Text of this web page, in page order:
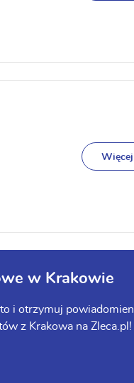
Więcej
w Krakowie
i otrzymuj
z Krakowa na Zleca.pl!